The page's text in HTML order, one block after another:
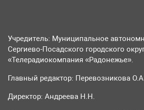
Учредитель: Муниципальное
Сергиево-Посадского городского
«Телерадиокомпания «Радонежье».
Главный редактор: Перевозникова
Директор: Андреева Н.Н.